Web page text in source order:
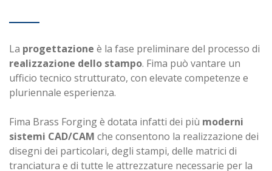
La progettazione è la fase preliminare del processo di
realizzazione dello stampo. Fima può vantare un
ufficio tecnico strutturato, con elevate competenze e
pluriennale esperienza.
Fima Brass Forging è dotata infatti dei più moderni
sistemi CAD/CAM che consentono la realizzazione dei
disegni dei particolari, degli stampi, delle matrici di
tranciatura e di tutte le attrezzature necessarie per la